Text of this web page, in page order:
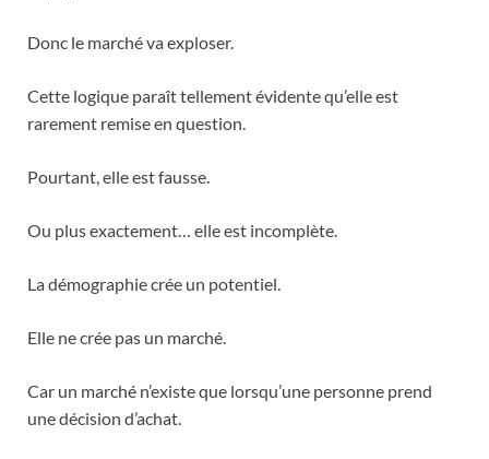
Donc le marché va exploser.
Cette logique paraît tellement évidente qu’elle est
rarement remise en question.
Pourtant, elle est fausse.
Ou plus exactement… elle est incomplète.
La démographie crée un potentiel.
Elle ne crée pas un marché.
Car un marché n’existe que lorsqu’une personne prend
une décision d’achat.